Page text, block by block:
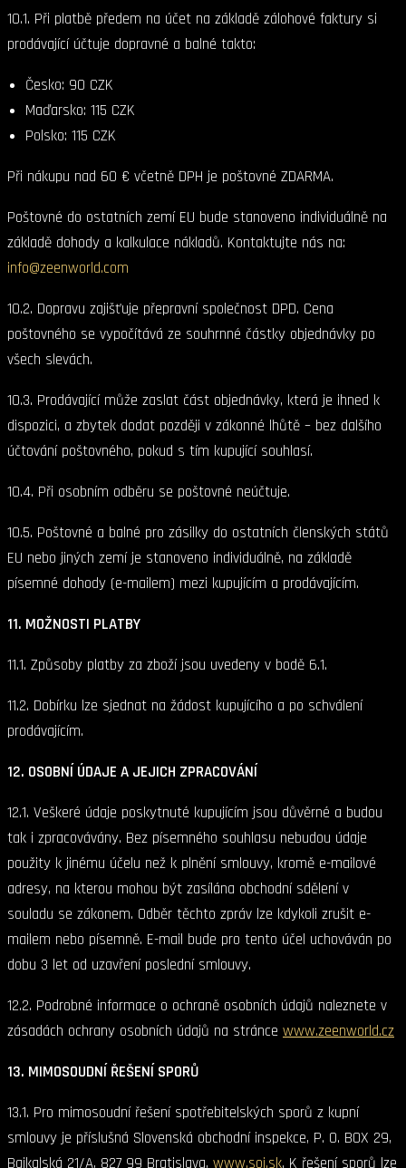
10.1. Při platbě předem na účet na základě zálohové faktury si
prodávající účtuje dopravné a balné takto:
Česko: 90 CZK
Maďarsko: 115 CZK
Polsko: 115 CZK
Při nákupu nad 60 € včetně DPH je poštovné ZDARMA.
Poštovné do ostatních zemí EU bude stanoveno individuálně na
základě dohody a kalkulace nákladů. Kontaktujte nás na:
info@zeenworld.com
10.2. Dopravu zajišťuje přepravní společnost DPD. Cena
poštovného se vypočítává ze souhrnné částky objednávky po
všech slevách.
10.3. Prodávající může zaslat část objednávky, která je ihned k
dispozici, a zbytek dodat později v zákonné lhůtě – bez dalšího
účtování poštovného, pokud s tím kupující souhlasí.
10.4. Při osobním odběru se poštovné neúčtuje.
10.5. Poštovné a balné pro zásilky do ostatních členských států
EU nebo jiných zemí je stanoveno individuálně, na základě
písemné dohody (e-mailem) mezi kupujícím a prodávajícím.
11. MOŽNOSTI PLATBY
11.1. Způsoby platby za zboží jsou uvedeny v bodě 6.1.
11.2. Dobírku lze sjednat na žádost kupujícího a po schválení
prodávajícím.
12. OSOBNÍ ÚDAJE A JEJICH ZPRACOVÁNÍ
12.1. Veškeré údaje poskytnuté kupujícím jsou důvěrné a budou
tak i zpracovávány. Bez písemného souhlasu nebudou údaje
použity k jinému účelu než k plnění smlouvy, kromě e-mailové
adresy, na kterou mohou být zasílána obchodní sdělení v
souladu se zákonem. Odběr těchto zpráv lze kdykoli zrušit e-
mailem nebo písemně. E-mail bude pro tento účel uchováván po
dobu 3 let od uzavření poslední smlouvy.
12.2. Podrobné informace o ochraně osobních údajů naleznete v
zásadách ochrany osobních údajů na stránce www.zeenworld.cz
13. MIMOSOUDNÍ ŘEŠENÍ SPORŮ
13.1. Pro mimosoudní řešení spotřebitelských sporů z kupní
smlouvy je příslušná Slovenská obchodní inspekce, P. O. BOX 29,
Bajkalská 21/A, 827 99 Bratislava, www.soi.sk. K řešení sporů lze